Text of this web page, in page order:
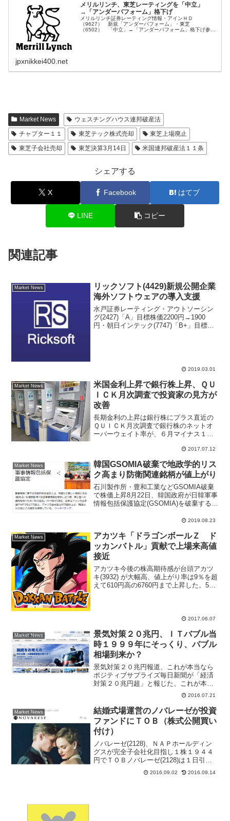
メリルリンチ、東芝レーティングを「中立」
→「アンダーパフォーム」格下げ
メリルリンチ証券レーティング情報・アインＨＤ
（9627） 新規「アンダーパフォーム」・東芝
（6502） 「中立」→「アンダーパフォーム」格下げ参考
jpxnikkei400.net
Market News
ウェスチングハウス連邦破産法
チャプター１１
東芝テック株式売却
東芝上場廃止
東芝子会社売却
東芝決算3月14日 米国連邦破産法１１条
シェアする
X Facebook はてブ
LINE コピー
関連記事
Market News
リックソフト(4429)新規公開企業
海外ソフトウェアの導入支援
水戸証券レーティング・アウトソーシン
グ(2427)「A」目標株価2200円→1900
円・朝日インテック(7747)「B+」目標株
2019.03.01
Market News
米国金利上昇で銀行株上昇、ＱＵ
ＩＣＫ月次調査で投資家の見方が
改善
長期金利の上昇は銀行株にプラス直近の
ＱＵＩＣＫ月次調査で銀行株のネットオ
ーバーウェイト率が、６月マイナス１
復した。投資家が銀行株に対して見方を
改善したか、保有株比率を引き上げたか
定かではないが、銀行株投資...
2017.07.12
Market News
韓国GSOMIA破棄で地政学的リス
ク高まり防衛関連銘柄が値上がり
石川製作所・豊和工業などGSOMIA破棄
で株価上昇8月22日、韓国政府が日韓軍事
情報包括保護協定(GSOMIA)を破棄すると
係者からは失望の念のコメントが出され
り付...
2019.08.23
Market News
アカツキ「ドラゴンボールＺ ド
ッカンバトル」貢献で上場来高値
接近
アカツキ今後の株高期待感が台頭アカツ
キ(3932) が大幅高、値上がり率は9％を超
えて610円高の6760円まで上昇した。5月
2017.06.07
Market News
景気対策２０兆円、ＩＴバブル当
時１９９９年にそっくり、バブル
相場到来か？
景気対策２０兆円報道、これが本当なら
ポジティブサプライズ毎日新聞が「経済
対策２０兆円超」と報じた、これが本当
ならばポジティブサプライズだ。市場関
係者の間では、５兆円～１０兆円でノー
サプライズという見方が大半であった、
１０兆円を超えればポジテ...
2016.07.21
Market News
結婚式場運営のノバレーゼが投資
ファンドにＴＯＢ（株式公開買い
付け）
ノバレーゼ(2128)、ＮＡＰホールディン
グスが完全子会社化目指し１株１９４４
円でＴＯＢノバレーゼ(2128)は１日引け
後、ＮＡＰホールディングスが完全子会
社化を目的に、１株１９４４円でＴＯＢ
2016.09.02 2016.09.14